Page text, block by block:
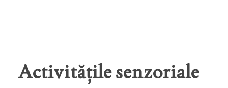
Activitățile senzoriale